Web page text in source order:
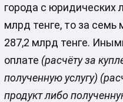
города с юридических
млрд тенге, то за семь
287,2 млрд тенге.
оплате (расчёту за
полученную услугу)
продукт либо